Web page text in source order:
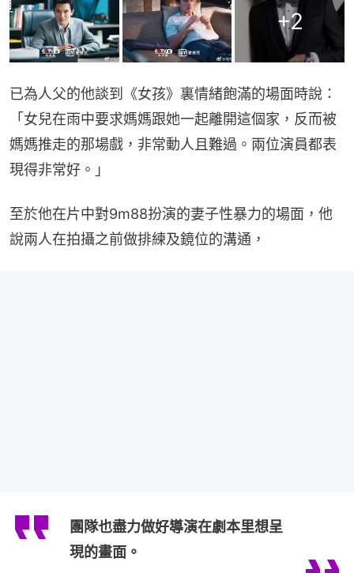
+2
已為人父的他談到《女孩》裏情緒飽滿的場面時說：
「女兒在雨中要求媽媽跟她一起離開這個家，反而被
媽媽推走的那場戲，非常動人且難過。兩位演員都表
現得非常好。」
至於他在片中對9m88扮演的妻子性暴力的場面，他
說兩人在拍攝之前做排練及鏡位的溝通，
團隊也盡力做好導演在劇本里想呈
現的畫面。